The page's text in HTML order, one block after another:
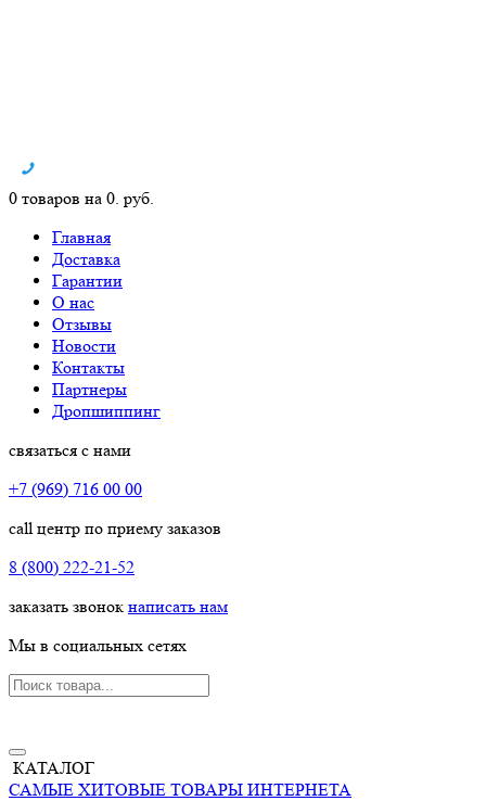
0 товаров на 0. руб.
Главная
Доставка
Гарантии
О нас
Отзывы
Новости
Контакты
Партнеры
Дропшиппинг
связаться с нами
+7 (969) 716 00 00
call центр по приему заказов
8 (800) 222-21-52
заказать звонок написать нам
Мы в социальных сетях
КАТАЛОГ
САМЫЕ ХИТОВЫЕ ТОВАРЫ ИНТЕРНЕТА